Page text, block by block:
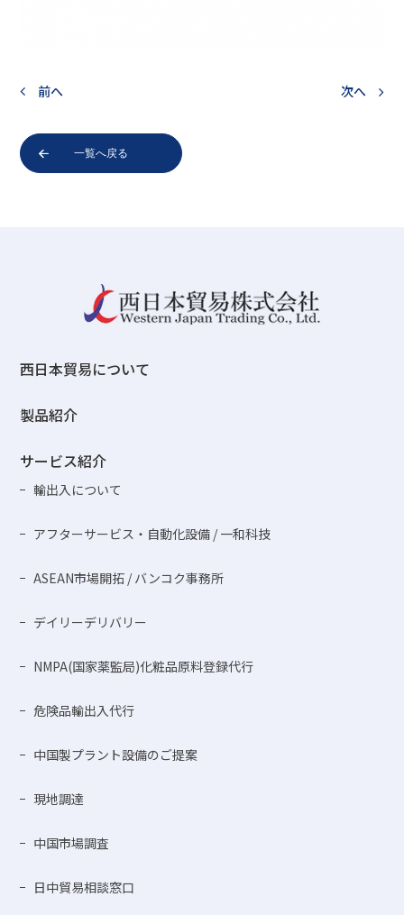
前へ 次へ
一覧へ戻る
西日本貿易について
製品紹介
サービス紹介
輸出入について
アフターサービス・自動化設備 / 一和科技
ASEAN市場開拓 / バンコク事務所
デイリーデリバリー
NMPA(国家薬監局)化粧品原料登録代行
危険品輸出入代行
中国製プラント設備のご提案
現地調達
中国市場調査
日中貿易相談窓口